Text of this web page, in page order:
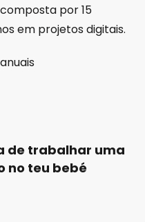
por 15
em projetos digitais.
de trabalhar uma
no teu bebé